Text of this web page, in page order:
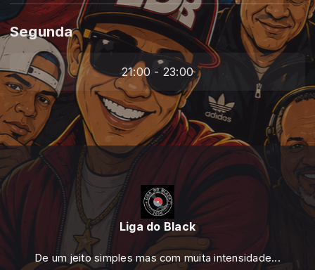
Segunda
21:00 - 23:00
Liga do Black
De um jeito simples mas com muita intensidade...